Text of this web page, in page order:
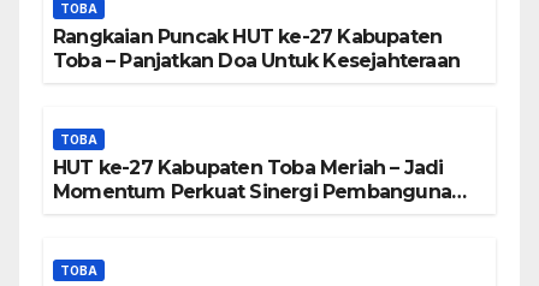
TOBA
Rangkaian Puncak HUT ke-27 Kabupaten
Toba – Panjatkan Doa Untuk Kesejahteraan
TOBA
HUT ke-27 Kabupaten Toba Meriah – Jadi
Momentum Perkuat Sinergi Pembangunan
TOBA